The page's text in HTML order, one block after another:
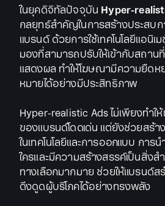
ในยุคดิจิทัลปัจจุบัน Hyper-
กลยุทธ์สำคัญในการสร้างประสบ
แบรนด์ ด้วยการใช้เทคโนโลยีแอนิ
มองที่สามารถปรับให้เข้ากับสถาน
แสดงผล ทำให้โฆษณามีความยืดหยุ่
หมายได้อย่างมีประสิทธิภาพ
Hyper-realistic Ads ไม่เพียงทำ
ของแบรนด์โดดเด่น แต่ยังช่วยส
ในเทคโนโลยีและการออกแบบ การ
ใครและมีความสร้างสรรค์เป็นสิ่ง
ทางเลือกมากมาย ช่วยให้แบรนด์ส
ดึงดูดผู้บริโภคได้อย่างทรงพลัง